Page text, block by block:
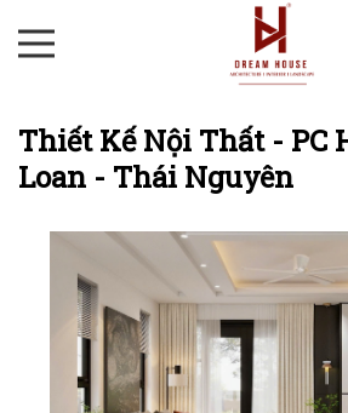
Thiết Kế Nội Thất - PC
Loan - Thái Nguyên